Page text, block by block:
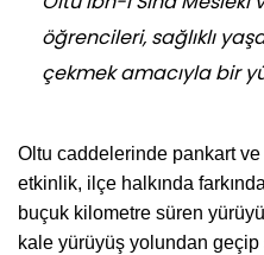
öğrencileri, sağlıklı
çekmek amacıyla bir
Oltu caddelerinde pankart
etkinlik, ilçe halkında
buçuk kilometre süren
kale yürüyüş yolundan